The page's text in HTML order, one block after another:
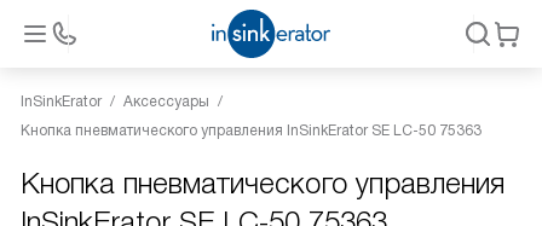
InSinkErator
Аксессуары
Кнопка пневматического управления InSinkErator SE LC-50 75363
Кнопка пневматического управления